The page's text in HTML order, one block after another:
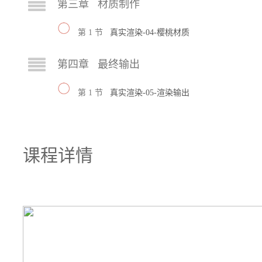
第三章 材质制作
第 1 节 真实渲染-04-樱桃材质
第四章 最终输出
第 1 节 真实渲染-05-渲染输出
课程详情